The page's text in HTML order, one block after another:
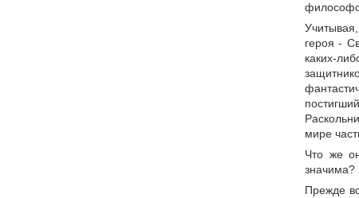
героя -
каких-
мире
Что же
значима?
Прежде